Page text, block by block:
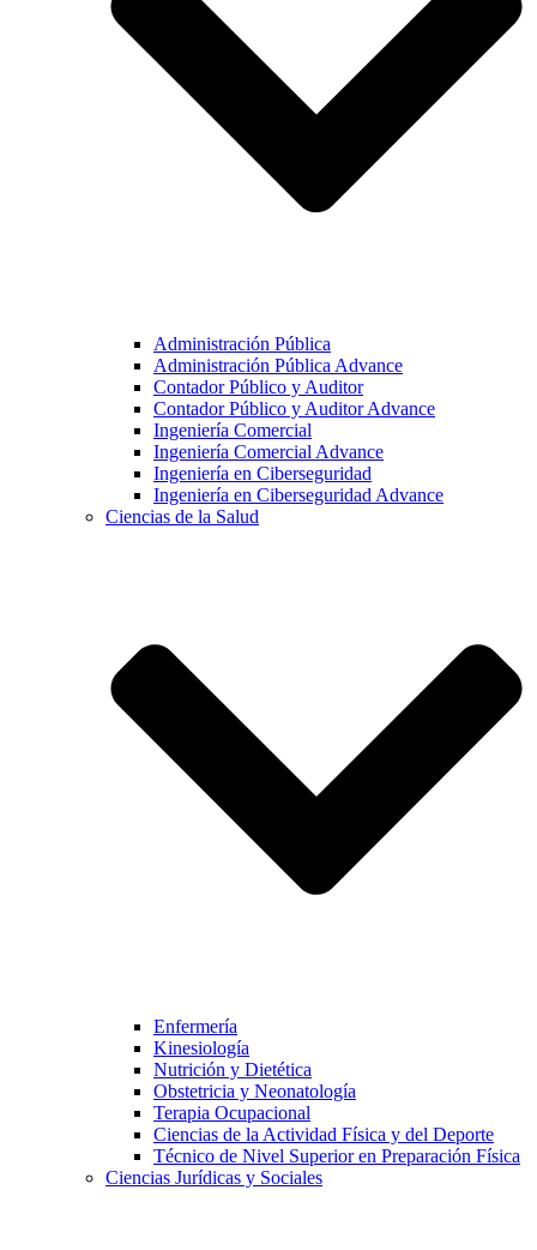
Administración Pública
Administración Pública Advance
Contador Público y Auditor
Contador Público y Auditor Advance
Ingeniería Comercial
Ingeniería Comercial Advance
Ingeniería en Ciberseguridad
Ingeniería en Ciberseguridad Advance
Ciencias de la Salud
Enfermería
Kinesiología
Nutrición y Dietética
Obstetricia y Neonatología
Terapia Ocupacional
Ciencias de la Actividad Física y del Deporte
Técnico de Nivel Superior en Preparación Física
Ciencias Jurídicas y Sociales